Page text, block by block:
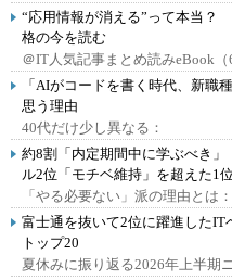
“応用情報が消える”って本当
格の今を読む
＠IT人気記事まとめ読みeBook（
「AIがコードを書く時代、新
思う理由
40代だけ少し異なる：
約8割「内定期間中に学ぶべき
ル2位「モチベ維持」を超えた1
「やる必要ない」派の理由とは：
富士通を抜いて2位に躍進した
トップ20
夏休みに振り返る2026年上半期